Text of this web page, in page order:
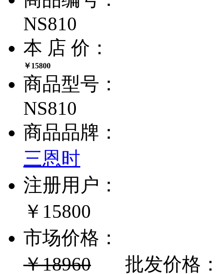
NS810
本 店 价：
￥15800
商品型号：
NS810
商品品牌：
三恩时
注册用户：
￥15800
市场价格：
￥18960
批发价格